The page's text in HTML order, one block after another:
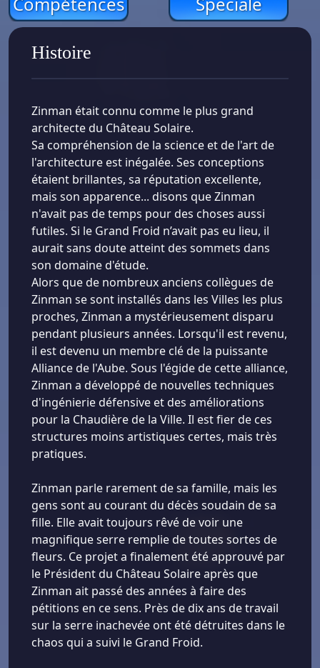
Histoire
Zinman était connu comme le plus grand
architecte du Château Solaire.
Sa compréhension de la science et de l'art de
l'architecture est inégalée. Ses conceptions
étaient brillantes, sa réputation excellente,
mais son apparence... disons que Zinman
n'avait pas de temps pour des choses aussi
futiles. Si le Grand Froid n’avait pas eu lieu, il
aurait sans doute atteint des sommets dans
son domaine d'étude.
Alors que de nombreux anciens collègues de
Zinman se sont installés dans les Villes les plus
proches, Zinman a mystérieusement disparu
pendant plusieurs années. Lorsqu'il est revenu,
il est devenu un membre clé de la puissante
Alliance de l'Aube. Sous l'égide de cette alliance,
Zinman a développé de nouvelles techniques
d'ingénierie défensive et des améliorations
pour la Chaudière de la Ville. Il est fier de ces
structures moins artistiques certes, mais très
pratiques.
Zinman parle rarement de sa famille, mais les
gens sont au courant du décès soudain de sa
fille. Elle avait toujours rêvé de voir une
magnifique serre remplie de toutes sortes de
fleurs. Ce projet a finalement été approuvé par
le Président du Château Solaire après que
Zinman ait passé des années à faire des
pétitions en ce sens. Près de dix ans de travail
sur la serre inachevée ont été détruites dans le
chaos qui a suivi le Grand Froid.